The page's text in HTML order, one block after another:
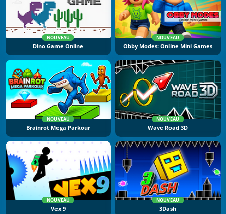
NOUVEAU
Dino Game Online
NOUVEAU
Obby Modes: Online Mini Games
NOUVEAU
Brainrot Mega Parkour
NOUVEAU
Wave Road 3D
NOUVEAU
Vex 9
NOUVEAU
3Dash